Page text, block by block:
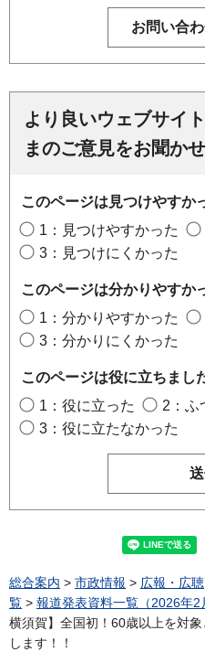
より良いウェブサイ
まのご意見をお聞か
このページは見つけやすか
1：見つけやすかった
3：見つけにくかった
このページは分かりやすか
1：分かりやすかった
3：分かりにくかった
このページは役に立ちまし
1：役に立った
2：ふ
3：役に立たなかった
総合案内 > 市政情報 > 広報・広聴
覧 > 報道発表資料一覧（2026年2
横須賀】全国初！60歳以上を対
します！！